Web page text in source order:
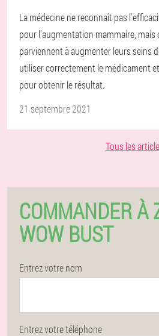
La médecine ne reconnaît pas
pour l'augmentation mammaire, mais
parviennent à augmenter leurs seins
utiliser correctement le médicament
pour obtenir le résultat.
21 septembre 2021
Tous les
COMMANDER À
WOW BUST
Entrez votre nom
Entrez votre téléphone